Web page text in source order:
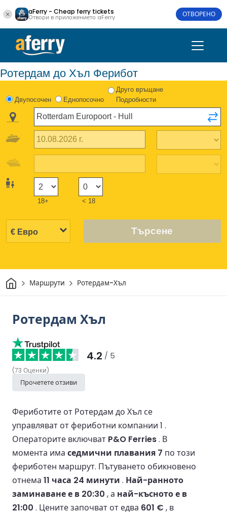
aFerry - Cheap ferry tickets
Отвори в приложението aFerry ОТВОРЕНО
Ротердам до Хъл Ферибот
Двупосочен Еднопосочно
Друго връщане
Подробности
18+ < 18
Търсене
Начало
Маршрути Ротердам-Хъл
Ротердам Хъл
4.2 / 5
(73 Оценки)
Прочетете отзиви
Фериботите от Ротердам до Хъл се
управляват от фериботни компании 1 .
Операторите включват P&O Ferries. В
момента има седмични плавания 7 по този
фериботен маршрут. Пътуването обикновено
отнема 11 часа 24 минути . Най-ранното
заминаване е в 20:30 , а най-късното е в
21:00 . Цените започват от едва 601 € , в